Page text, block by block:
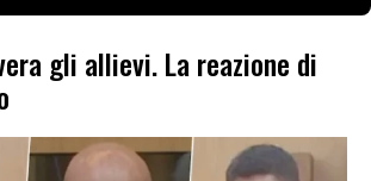
gli allievi. La reazione di